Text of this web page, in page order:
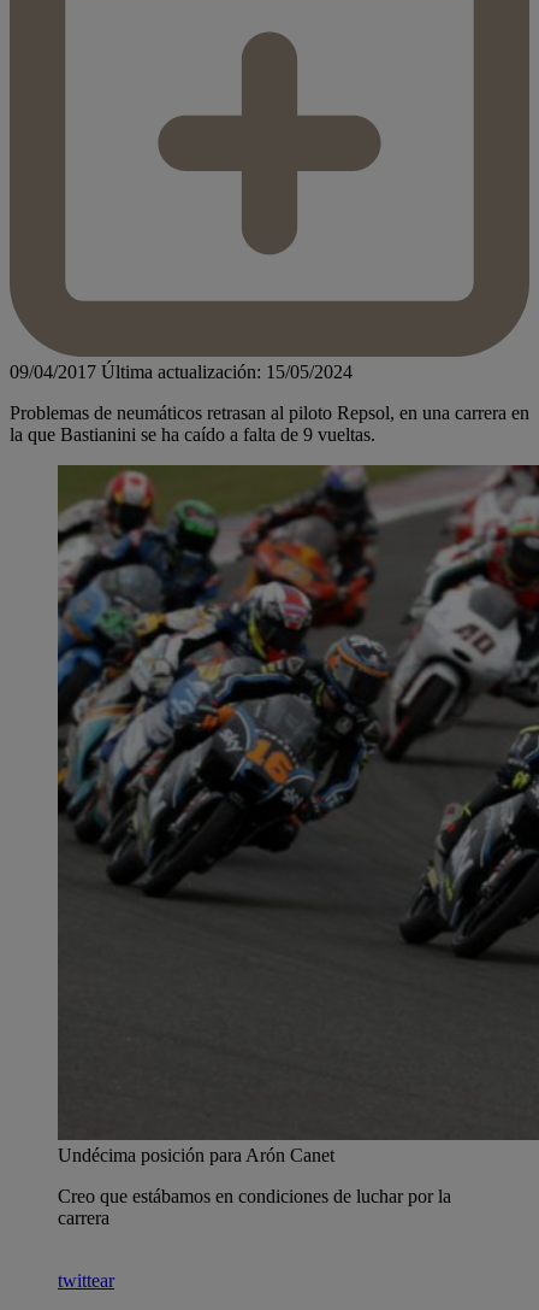
09/04/2017 Última actualización: 15/05/2024
Problemas de neumáticos retrasan al piloto Repsol, en una carrera en
la que Bastianini se ha caído a falta de 9 vueltas.
Undécima posición para Arón Canet
Creo que estábamos en condiciones de luchar por la
carrera
twittear